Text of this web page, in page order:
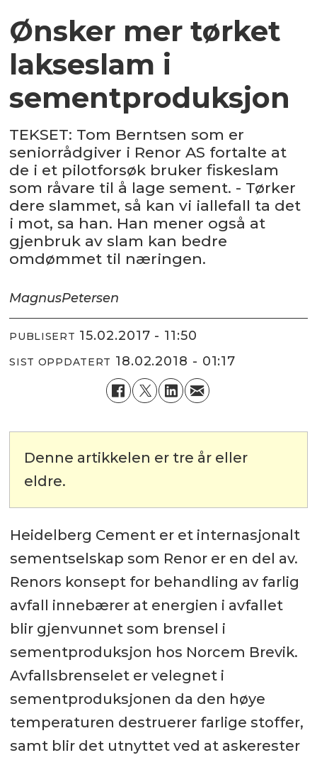
Ønsker mer tørket
lakseslam i
sementproduksjon
TEKSET: Tom Berntsen som er
seniorrådgiver i Renor AS fortalte at
de i et pilotforsøk bruker fiskeslam
som råvare til å lage sement. - Tørker
dere slammet, så kan vi iallefall ta det
i mot, sa han. Han mener også at
gjenbruk av slam kan bedre
omdømmet til næringen.
MagnusPetersen
PUBLISERT 15.02.2017 - 11:50
SIST OPPDATERT 18.02.2018 - 01:17
Denne artikkelen er tre år eller
eldre.
Heidelberg Cement er et internasjonalt
sementselskap som Renor er en del av.
Renors konsept for behandling av farlig
avfall innebærer at energien i avfallet
blir gjenvunnet som brensel i
sementproduksjon hos Norcem Brevik.
Avfallsbrenselet er velegnet i
sementproduksjonen da den høye
temperaturen destruerer farlige stoffer,
samt blir det utnyttet ved at askerester